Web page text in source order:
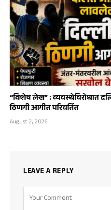
“विशेष लेख” : व्यवस्थेविरोधात
ठिणगी आगीत परिवर्तित
August 2, 2026
LEAVE A REPLY